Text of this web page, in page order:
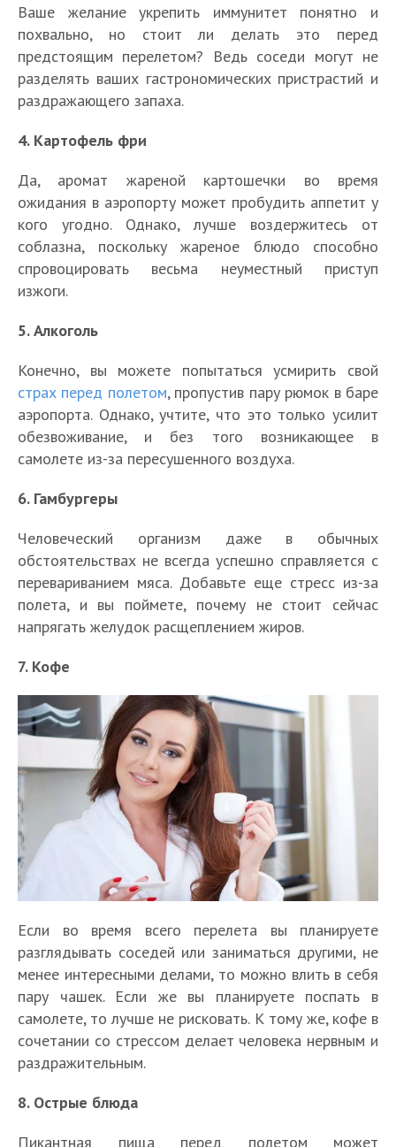
Ваше желание укрепить иммунитет понятно и
похвально, но стоит ли делать это перед
предстоящим перелетом? Ведь соседи могут не
разделять ваших гастрономических пристрастий и
раздражающего запаха.
4. Картофель фри
Да, аромат жареной картошечки во время
ожидания в аэропорту может пробудить аппетит у
кого угодно. Однако, лучше воздержитесь от
соблазна, поскольку жареное блюдо способно
спровоцировать весьма неуместный приступ
изжоги.
5. Алкоголь
Конечно, вы можете попытаться усмирить свой
страх перед полетом, пропустив пару рюмок в баре
аэропорта. Однако, учтите, что это только усилит
обезвоживание, и без того возникающее в
самолете из-за пересушенного воздуха.
6. Гамбургеры
Человеческий организм даже в обычных
обстоятельствах не всегда успешно справляется с
перевариванием мяса. Добавьте еще стресс из-за
полета, и вы поймете, почему не стоит сейчас
напрягать желудок расщеплением жиров.
7. Кофе
Если во время всего перелета вы планируете
разглядывать соседей или заниматься другими, не
менее интересными делами, то можно влить в себя
пару чашек. Если же вы планируете поспать в
самолете, то лучше не рисковать. К тому же, кофе в
сочетании со стрессом делает человека нервным и
раздражительным.
8. Острые блюда
Пикантная пища перед полетом может